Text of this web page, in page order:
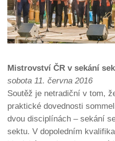
Mistrovství ČR v sekání
sobota 11. června 2016
Soutěž je netradiční v tom,
praktické dovednosti
dvou disciplínách –sekání
sektu. V dopoledním